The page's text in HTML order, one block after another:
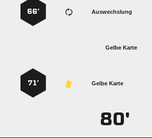
Auswechslung
66’
Gelbe Karte
Gelbe Karte
71’
80'